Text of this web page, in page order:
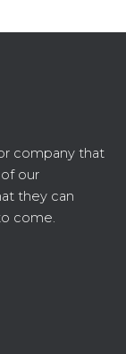
company that
our
they can
come.